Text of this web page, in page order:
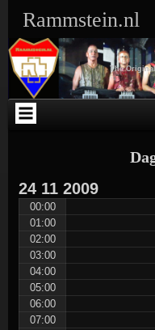
Rammstein.nl
The
24 11 2009
00:00
01:00
02:00
03:00
04:00
05:00
06:00
07:00